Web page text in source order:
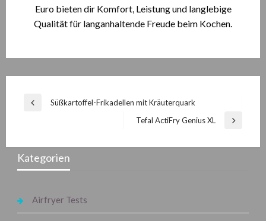
Euro bieten dir Komfort, Leistung und langlebige
Qualität für langanhaltende Freude beim Kochen.
Beitragsnavigation
PreviousSüßkartoffel-Frikadellen mit Kräuterquark
Next
Tefal ActiFry Genius XL
Kategorien
Airfryer Tests